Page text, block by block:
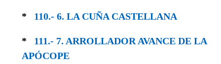
* 110.- 6. LA CUÑA CASTELLANA
* 111.- 7. ARROLLADOR AVANCE DE LA
APÓCOPE